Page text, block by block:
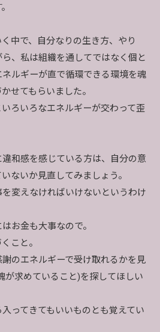
中で、自分なりの生き方、やり
、私は組織を通してではなく個と
ルギーが直で循環できる環境を魂
せてもらいました。
ろいろなエネルギーが交わって歪
和感を感じている方は、自分の意
ないか見直してみましょう。
変えなければいけないというわけ
お金も大事なので。
こと。
のエネルギーで受け取れるかを見
が求めていること)を探してほしい
ってきてもいいものとも覚えてい